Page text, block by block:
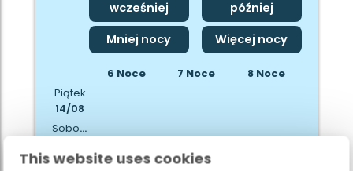
This website uses cookies
wcześniej
Mniej nocy
później
Więcej nocy
6 Noce 7 Noce 8 Noce
Piątek
14/08
Sobota
Niedziela
Brak dostępności